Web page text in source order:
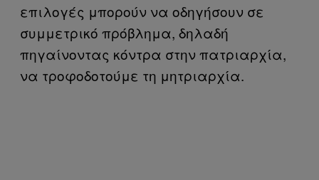
επιλογές μπορούν να οδηγήσουν σε
συμμετρικό πρόβλημα, δηλαδή
πηγαίνοντας κόντρα στην πατριαρχία,
να τροφοδοτούμε τη μητριαρχία.